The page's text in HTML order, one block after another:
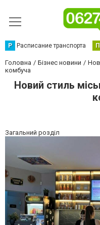
Р Расписание транспорта П
Головна Бізнес новини
комбуча
Новий стиль
Загальний розділ